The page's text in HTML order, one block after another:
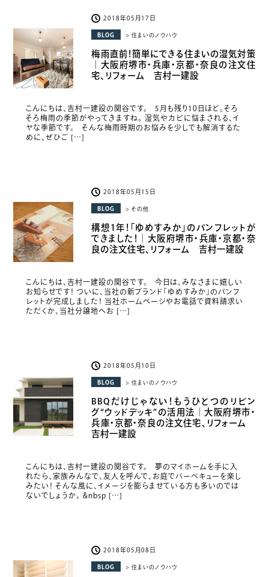
2018年05月17日
BLOG > 住まいのノウハウ
梅雨直前！簡単にできる住まいの湿気対策
｜大阪府堺市・兵庫・京都・奈良の注文住
宅、リフォーム 吉村一建設
こんにちは、吉村一建設の関谷です。 5月も残り10日ほど。そろ
そろ梅雨の季節がやってきますね。 湿気やカビに悩まされる、イ
ヤな季節です。 そんな梅雨時期のお悩みを少しでも解消するた
めに、ぜひご […]
2018年05月15日
BLOG > その他
構想1年！「ゆめすみか」のパンフレットが
できました！｜大阪府堺市・兵庫・京都・奈
良の注文住宅、リフォーム 吉村一建設
こんにちは、吉村一建設の関谷です。 今日は、みなさまに嬉しい
お知らせです！ ついに、当社の新ブランド「ゆめすみか」のパンフ
レットが完成しました！ 当社ホームページやお電話で資料請求い
ただくか、当社分譲地へお […]
2018年05月10日
BLOG > 住まいのノウハウ
BBQだけじゃない！もうひとつのリビン
グ“ウッドデッキ”の活用法｜大阪府堺市・
兵庫・京都・奈良の注文住宅、リフォーム
吉村一建設
こんにちは、吉村一建設の関谷です。 夢のマイホームを手に入
れたら、家族みんなで、友人を呼んで、お庭でバーベキューを楽し
みたい！ そんな風に、イメージを膨らませている方も多いのでは
ないでしょうか。 &nbsp […]
2018年05月08日
BLOG > 住まいのノウハウ